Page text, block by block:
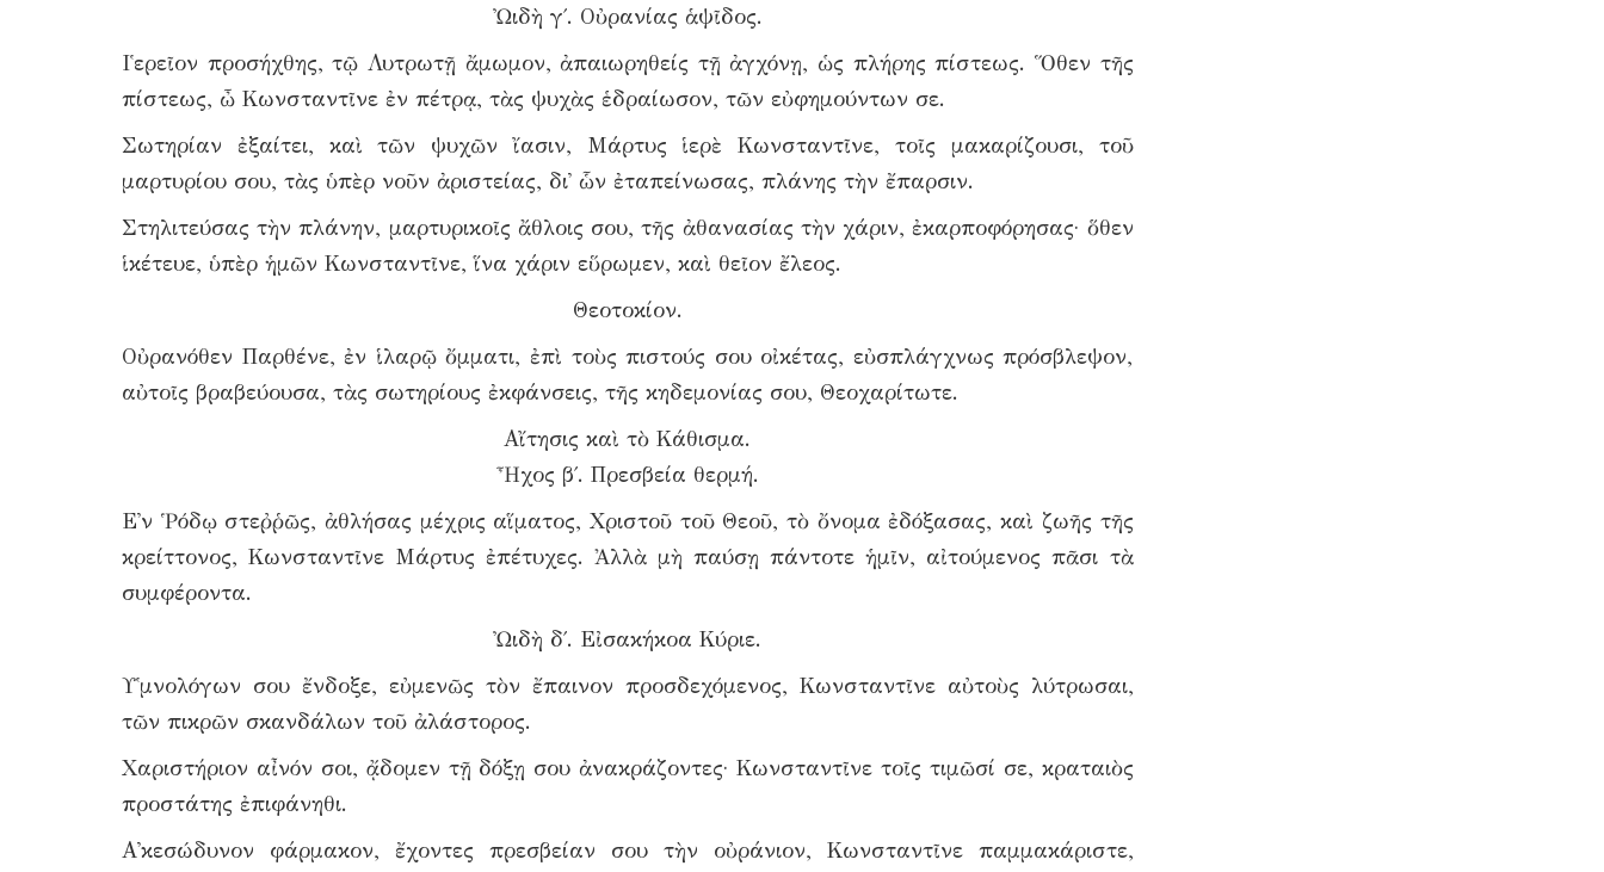
Ὠιδὴ γ΄. Οὐρανίας ἁψῖδος.
Ι῾ερεῖον προσήχθης, τῷ Λυτρωτῇ ἄμωμον, ἀπαιωρηθείς τῇ ἀγχόνῃ, ὡς πλήρης πίστεως. Ὅθεν τῆς
πίστεως, ὦ Κωνσταντῖνε ἐν πέτρᾳ, τὰς ψυχὰς ἑδραίωσον, τῶν εὐφημούντων σε.
Σωτηρίαν ἐξαίτει, καὶ τῶν ψυχῶν ἴασιν, Μάρτυς ἱερὲ Κωνσταντῖνε, τοῖς μακαρίζουσι, τοῦ
μαρτυρίου σου, τὰς ὑπὲρ νοῦν ἀριστείας, δι᾿ ὧν ἐταπείνωσας, πλάνης τὴν ἔπαρσιν.
Στηλιτεύσας τὴν πλάνην, μαρτυρικοῖς ἄθλοις σου, τῆς ἀθανασίας τὴν χάριν, ἐκαρποφόρησας· ὅθεν
ἱκέτευε, ὑπὲρ ἡμῶν Κωνσταντῖνε, ἵνα χάριν εὕρωμεν, καὶ θεῖον ἔλεος.
Θεοτοκίον.
Οὐρανόθεν Παρθένε, ἐν ἱλαρῷ ὄμματι, ἐπὶ τοὺς πιστούς σου οἰκέτας, εὐσπλάγχνως πρόσβλεψον,
αὐτοῖς βραβεύουσα, τὰς σωτηρίους ἐκφάνσεις, τῆς κηδεμονίας σου, Θεοχαρίτωτε.
Αἴτησις καὶ τὸ Κάθισμα.
Ἦχος β΄. Πρεσβεία θερμή.
Ε᾿ν Ῥόδῳ στεῤῥῶς, ἀθλήσας μέχρις αἵματος, Χριστοῦ τοῦ Θεοῦ, τὸ ὄνομα ἐδόξασας, καὶ ζωῆς τῆς
κρείττονος, Κωνσταντῖνε Μάρτυς ἐπέτυχες. Ἀλλὰ μὴ παύσῃ πάντοτε ἡμῖν, αἰτούμενος πᾶσι τὰ
συμφέροντα.
Ὠιδὴ δ΄. Εἰσακήκοα Κύριε.
Υ῾μνολόγων σου ἔνδοξε, εὐμενῶς τὸν ἔπαινον προσδεχόμενος, Κωνσταντῖνε αὐτοὺς λύτρωσαι,
τῶν πικρῶν σκανδάλων τοῦ ἀλάστορος.
Χαριστήριον αἶνόν σοι, ᾄδομεν τῇ δόξῃ σου ἀνακράζοντες· Κωνσταντῖνε τοῖς τιμῶσί σε, κραταιὸς
προστάτης ἐπιφάνηθι.
Α᾿κεσώδυνον φάρμακον, ἔχοντες πρεσβείαν σου τὴν οὐράνιον, Κωνσταντῖνε παμμακάριστε,